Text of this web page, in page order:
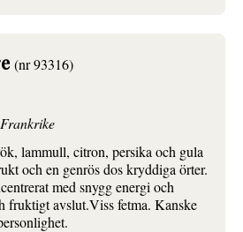
(nr 93316)
lammull, citron, persika och gula
och en genrös dos kryddiga örter.
med snygg energi och
fruktigt avslut.Viss fetma. Kanske